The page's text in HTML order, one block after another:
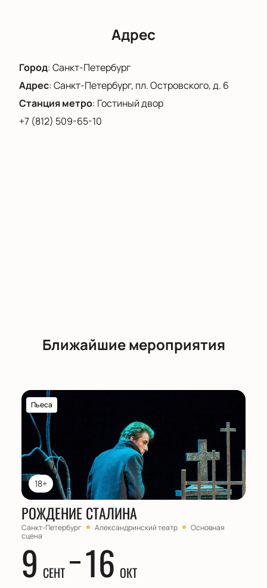
Подбор удобных мест на интерактивной
Надёжная оплата онлайн.
Возможность оформления заказа по
телефону с помощью консультанта.
Не пропустите возможность насладиться живым
выступлением и испытать яркие чувства от
Адрес
Город:Санкт-Петербург
Адрес:Санкт-Петербург, пл. Островского, д. 6
Станция метро: Гостиный двор
+7 (812) 509-65-10
Ближайшие мероприятия
18+
Пьеса
РОЖДЕНИЕ СТАЛИНА
Санкт-Петербург Александринский театр
Основная
сцена
9 СЕНТ 16 ОКТ